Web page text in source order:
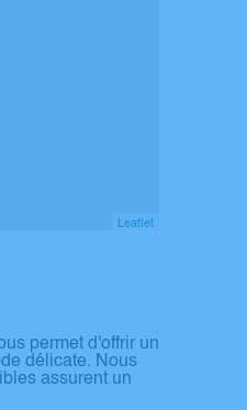
Leaflet
permet d'offrir un
délicate. Nous
assurent un